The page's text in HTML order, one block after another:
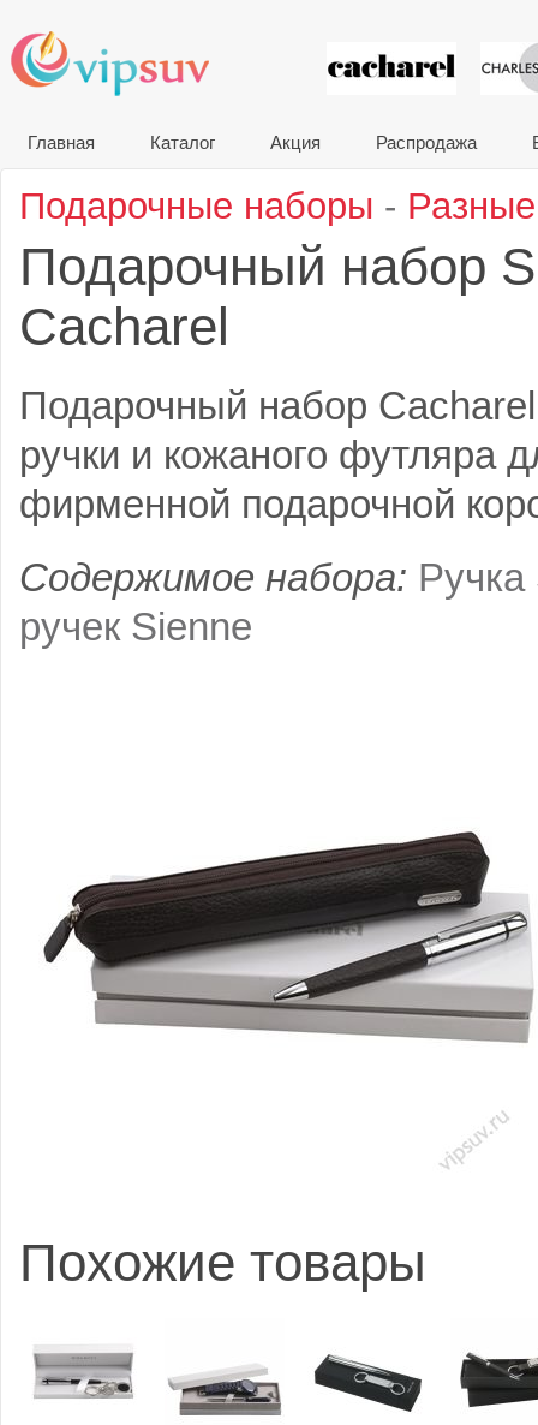
VIP
Главная Каталог Акция Распродажа
Подарочные наборы -
Подарочный набор
Cacharel
Подарочный набор
ручки и кожаного футляра
фирменной подарочной
Содержимое набора: Ручка
ручек Sienne
Похожие товары